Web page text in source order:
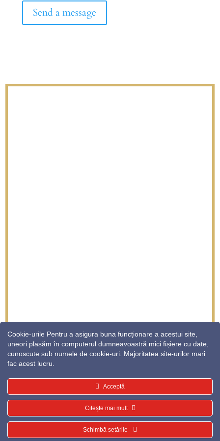
Centrul GDPR
Solicitari GDPR
Politica cookie
Termeni si conditii
Elegant Themes
WordPress
Cookie-urile Pentru a asigura buna funcționare a acestui site,
uneori plasăm în computerul dumneavoastră mici fișiere cu date,
cunoscute sub numele de cookie-uri. Majoritatea site-urilor mari
fac acest lucru.
Acceptă
Citește mai mult
Schimbă setările